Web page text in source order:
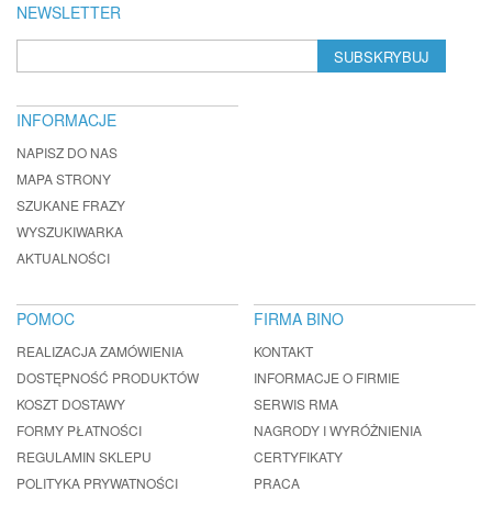
NEWSLETTER
SUBSKRYBUJ
INFORMACJE
NAPISZ DO NAS
MAPA STRONY
SZUKANE FRAZY
WYSZUKIWARKA
AKTUALNOŚCI
POMOC
REALIZACJA ZAMÓWIENIA
DOSTĘPNOŚĆ PRODUKTÓW
KOSZT DOSTAWY
FORMY PŁATNOŚCI
REGULAMIN SKLEPU
POLITYKA PRYWATNOŚCI
FIRMA BINO
KONTAKT
INFORMACJE O FIRMIE
SERWIS RMA
NAGRODY I WYRÓŻNIENIA
CERTYFIKATY
PRACA